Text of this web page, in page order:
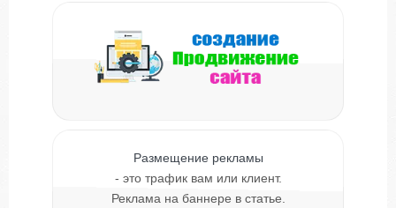
Размещение рекламы
- это трафик вам или клиент.
Реклама на баннере в статье.